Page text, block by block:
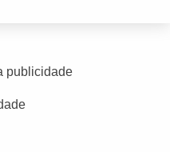
publicidade